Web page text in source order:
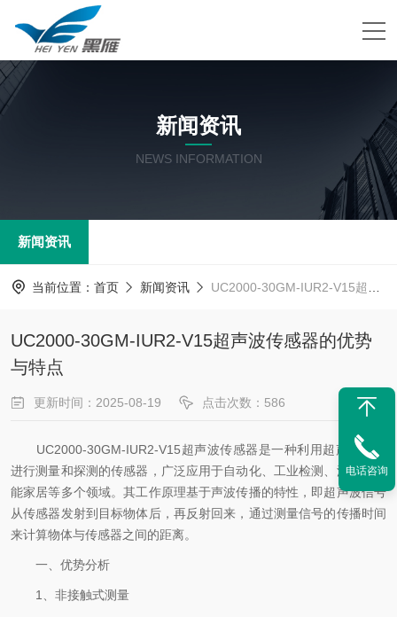
新闻资讯
NEWS INFORMATION
新闻资讯
当前位置： 首页 新闻资讯 UC2000-30GM-IUR2-V15超声波传感器的优势与特点
UC2000-30GM-IUR2-V15超声波传感器的优势
与特点
更新时间：2025-08-19 点击次数：586
UC2000-30GM-IUR2-V15超声波传感器是一种利用超声波信号
进行测量和探测的传感器，广泛应用于自动化、工业检测、汽车、智
能家居等多个领域。其工作原理基于声波传播的特性，即超声波信号
从传感器发射到目标物体后，再反射回来，通过测量信号的传播时间
来计算物体与传感器之间的距离。
一、优势分析
1、非接触式测量
电话咨询